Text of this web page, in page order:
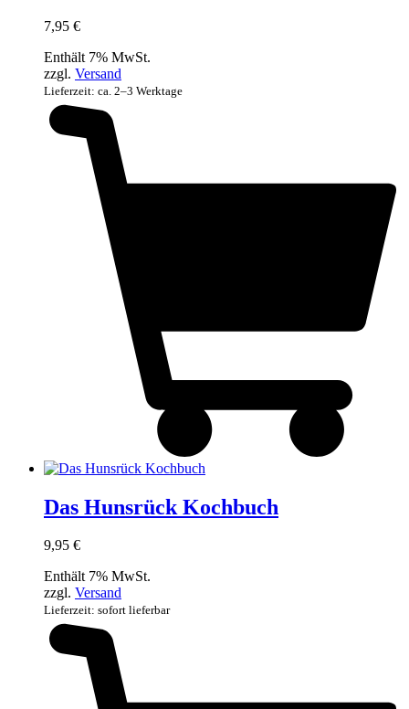
7,95 €
Enthält 7% MwSt.
zzgl. Versand
Lieferzeit: ca. 2–3 Werktage
Das Hunsrück Kochbuch
9,95 €
Enthält 7% MwSt.
zzgl. Versand
Lieferzeit: sofort lieferbar